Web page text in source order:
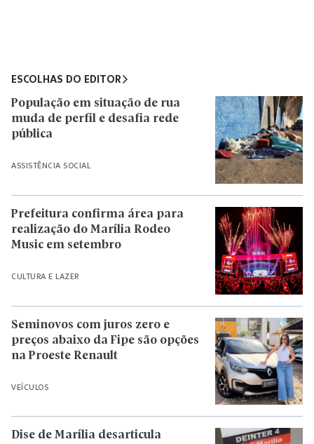
ESCOLHAS DO EDITOR
ASSISTÊNCIA SOCIAL
População em situação de rua
muda de perfil e desafia rede
pública
CULTURA E LAZER
Prefeitura confirma área para
realização do Marília Rodeo
Music em setembro
VEÍCULOS
Seminovos com juros zero e
preços abaixo da Fipe são opções
na Proeste Renault
Dise de Marília desarticula